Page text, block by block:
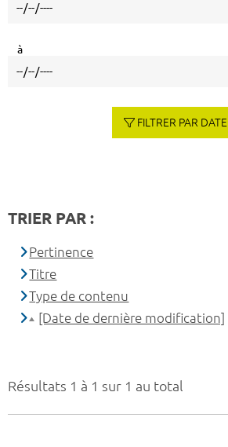
Résultats 1 à 1 sur 1 au total
à
FILTRER PAR DATE
TRIER PAR :
Pertinence
Titre
Type de contenu
[Date de dernière modification]